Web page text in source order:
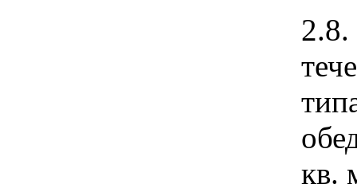
2.8.
кв.